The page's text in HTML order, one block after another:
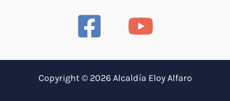
Copyright © 2026 Alcaldía Eloy Alfaro